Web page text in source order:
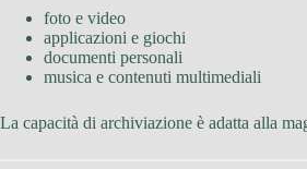
foto e video
applicazioni e giochi
documenti personali
musica e contenuti multimediali
La capacità di archiviazione è adatta alla